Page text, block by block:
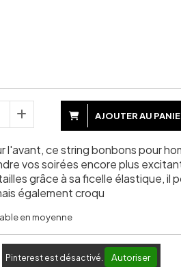
AJOUTER AU
l'avant, ce string bonbons pour
vos soirées encore plus
grâce à sa ficelle élastique, il
également croqu
en moyenne
Pinterest est désactivé. Autoriser